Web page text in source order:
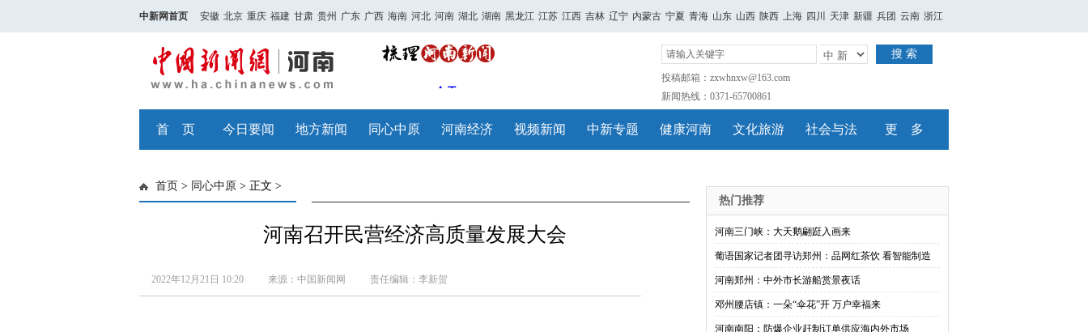
中新网首页 安徽 北京 重庆 福建 甘肃 贵州 广东 广西 海南 河北 河南 湖北 湖南 黑龙江 江苏 江西 吉林 辽宁 内蒙古 宁夏 青海 山东 山西 陕西 上海 四川 天津 新疆 兵团 云南 浙江
搜 索
投稿邮箱：zxwhnxw@163.com
新闻热线：0371-65700861
首 页 今日要闻 地方新闻 同心中原 河南经济 视频新闻 中新专题 健康河南 文化旅游 社会与法 更 多
首页 > 同心中原 > 正文 >
河南召开民营经济高质量发展大会
2022年12月21日 10:20 来源：中国新闻网 责任编辑：李新贺
热门推荐
河南三门峡：大天鹅翩跹入画来
葡语国家记者团寻访郑州：品网红茶饮 看智能制造
河南郑州：中外市长游船赏景夜话
邓州腰店镇：一朵“伞花”开 万户幸福来
河南南阳：防爆企业赶制订单供应海内外市场